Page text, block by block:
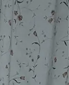
意の病院です。 西
言われています。
データをも...